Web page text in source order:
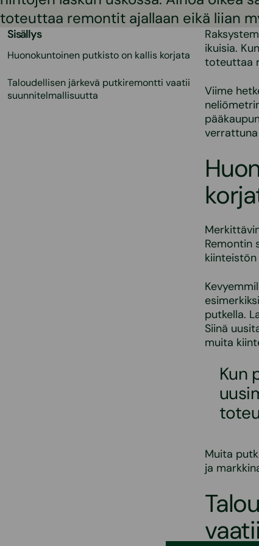
toteuttaa remontit ajallaan eikä liian
Sisällys
Huonokuntoinen putkisto on kallis korjata
Taloudellisen järkevä putkiremontti vaatii
suunnitelmallisuutta
ikuisia.
toteuttaa
Viime
Remontin
putkella.
Siinä
muita
Kun
Muita
ja